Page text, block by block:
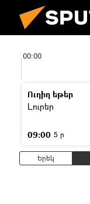
00:00
Ուղիղ եթեր
Լուրեր
09:00 5 ր
Երեկ